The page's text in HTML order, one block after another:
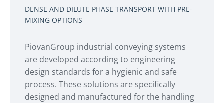
DENSE AND DILUTE PHASE TRANSPORT WITH PRE-
MIXING OPTIONS
PiovanGroup industrial conveying systems
are developed according to engineering
design standards for a hygienic and safe
process. These solutions are specifically
designed and manufactured for the handling